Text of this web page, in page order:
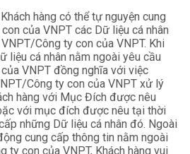
hàng có thể tự nguyện cung
của VNPT các Dữ liệu cá nhân
Công ty con của VNPT. Khi
liệu cá nhân nằm ngoài yêu cầu
VNPT đồng nghĩa với việc
Công ty con của VNPT xử lý
hàng với Mục Đích được nêu
với mục đích được nêu tại thời
những Dữ liệu cá nhân đó. Ngoài
cung cấp thông tin nằm ngoài
ty con của VNPT, Khách hàng vui